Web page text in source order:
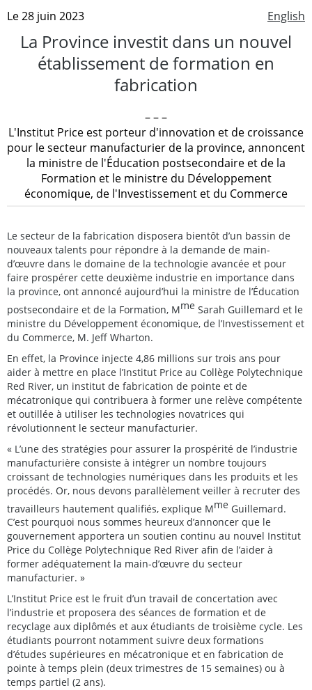
English
Le 28 juin 2023
La Province investit dans un nouvel
établissement de formation en
fabrication
– – –
L'Institut Price est porteur d'innovation et de croissance
pour le secteur manufacturier de la province, annoncent
la ministre de l'Éducation postsecondaire et de la
Formation et le ministre du Développement
économique, de l'Investissement et du Commerce
Le secteur de la fabrication disposera bientôt d’un bassin de
nouveaux talents pour répondre à la demande de main-
d’œuvre dans le domaine de la technologie avancée et pour
faire prospérer cette deuxième industrie en importance dans
la province, ont annoncé aujourd’hui la ministre de l’Éducation
postsecondaire et de la Formation, Mme Sarah Guillemard et le
ministre du Développement économique, de l’Investissement et
du Commerce, M. Jeff Wharton.
En effet, la Province injecte 4,86 millions sur trois ans pour
aider à mettre en place l’Institut Price au Collège Polytechnique
Red River, un institut de fabrication de pointe et de
mécatronique qui contribuera à former une relève compétente
et outillée à utiliser les technologies novatrices qui
révolutionnent le secteur manufacturier.
« L’une des stratégies pour assurer la prospérité de l’industrie
manufacturière consiste à intégrer un nombre toujours
croissant de technologies numériques dans les produits et les
procédés. Or, nous devons parallèlement veiller à recruter des
travailleurs hautement qualifiés, explique Mme Guillemard.
C’est pourquoi nous sommes heureux d’annoncer que le
gouvernement apportera un soutien continu au nouvel Institut
Price du Collège Polytechnique Red River afin de l’aider à
former adéquatement la main-d’œuvre du secteur
manufacturier. »
L’Institut Price est le fruit d’un travail de concertation avec
l’industrie et proposera des séances de formation et de
recyclage aux diplômés et aux étudiants de troisième cycle. Les
étudiants pourront notamment suivre deux formations
d’études supérieures en mécatronique et en fabrication de
pointe à temps plein (deux trimestres de 15 semaines) ou à
temps partiel (2 ans).